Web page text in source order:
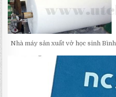
Nhà máy sản xuất vở học sinh